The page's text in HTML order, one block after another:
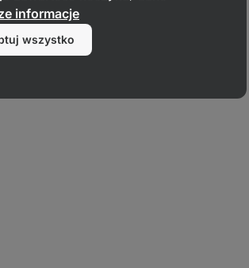
informacje
wszystko